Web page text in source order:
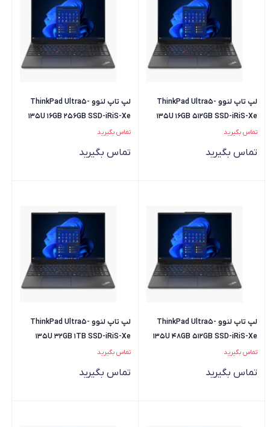
لپ تاپ لنوو ThinkPad Ultra5-
135U 16GB 512GB SSD-iRiS-Xe
تماس بگیرید
تماس بگیرید
لپ تاپ لنوو ThinkPad Ultra5-
135U 16GB 256GB SSD-iRiS-Xe
تماس بگیرید
تماس بگیرید
لپ تاپ لنوو ThinkPad Ultra5-
135U 48GB 512GB SSD-iRiS-Xe
تماس بگیرید
تماس بگیرید
لپ تاپ لنوو ThinkPad Ultra5-
135U 32GB 1TB SSD-iRiS-Xe
تماس بگیرید
تماس بگیرید